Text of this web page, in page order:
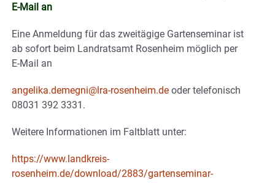
E-Mail an
Eine Anmeldung für das zweitägige Gartenseminar ist
ab sofort beim Landratsamt Rosenheim möglich per
E-Mail an
angelika.demegni@lra-rosenheim.de oder telefonisch
08031 392 3331.
Weitere Informationen im Faltblatt unter:
https://www.landkreis-
rosenheim.de/download/2883/gartenseminar-